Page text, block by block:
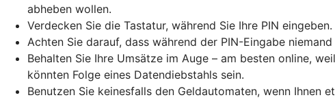
abheben wollen.
Verdecken Sie die Tastatur, während Sie Ihre PIN eingeben.
Achten Sie darauf, dass während der PIN-Eingabe
Behalten Sie Ihre Umsätze im Auge – am besten online,
könnten Folge eines Datendiebstahls sein.
Benutzen Sie keinesfalls den Geldautomaten, wenn Ihnen